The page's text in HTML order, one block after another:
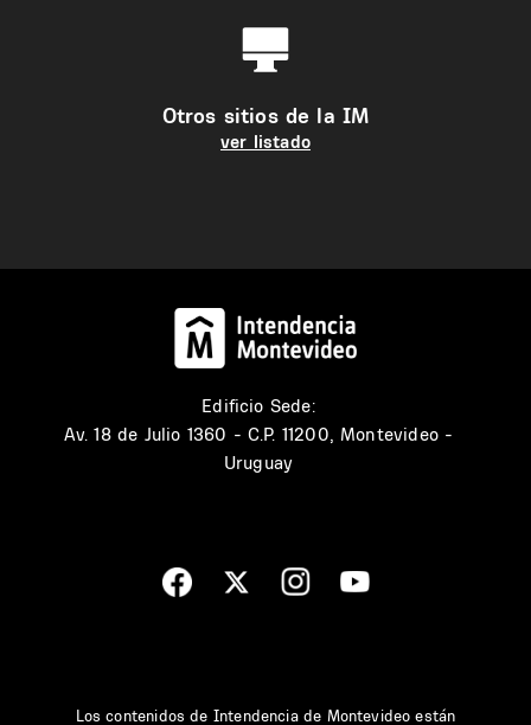
Otros sitios de la IM
ver listado
Edificio Sede:
Av. 18 de Julio 1360 - C.P. 11200, Montevideo -
Uruguay
Los contenidos de Intendencia de Montevideo están